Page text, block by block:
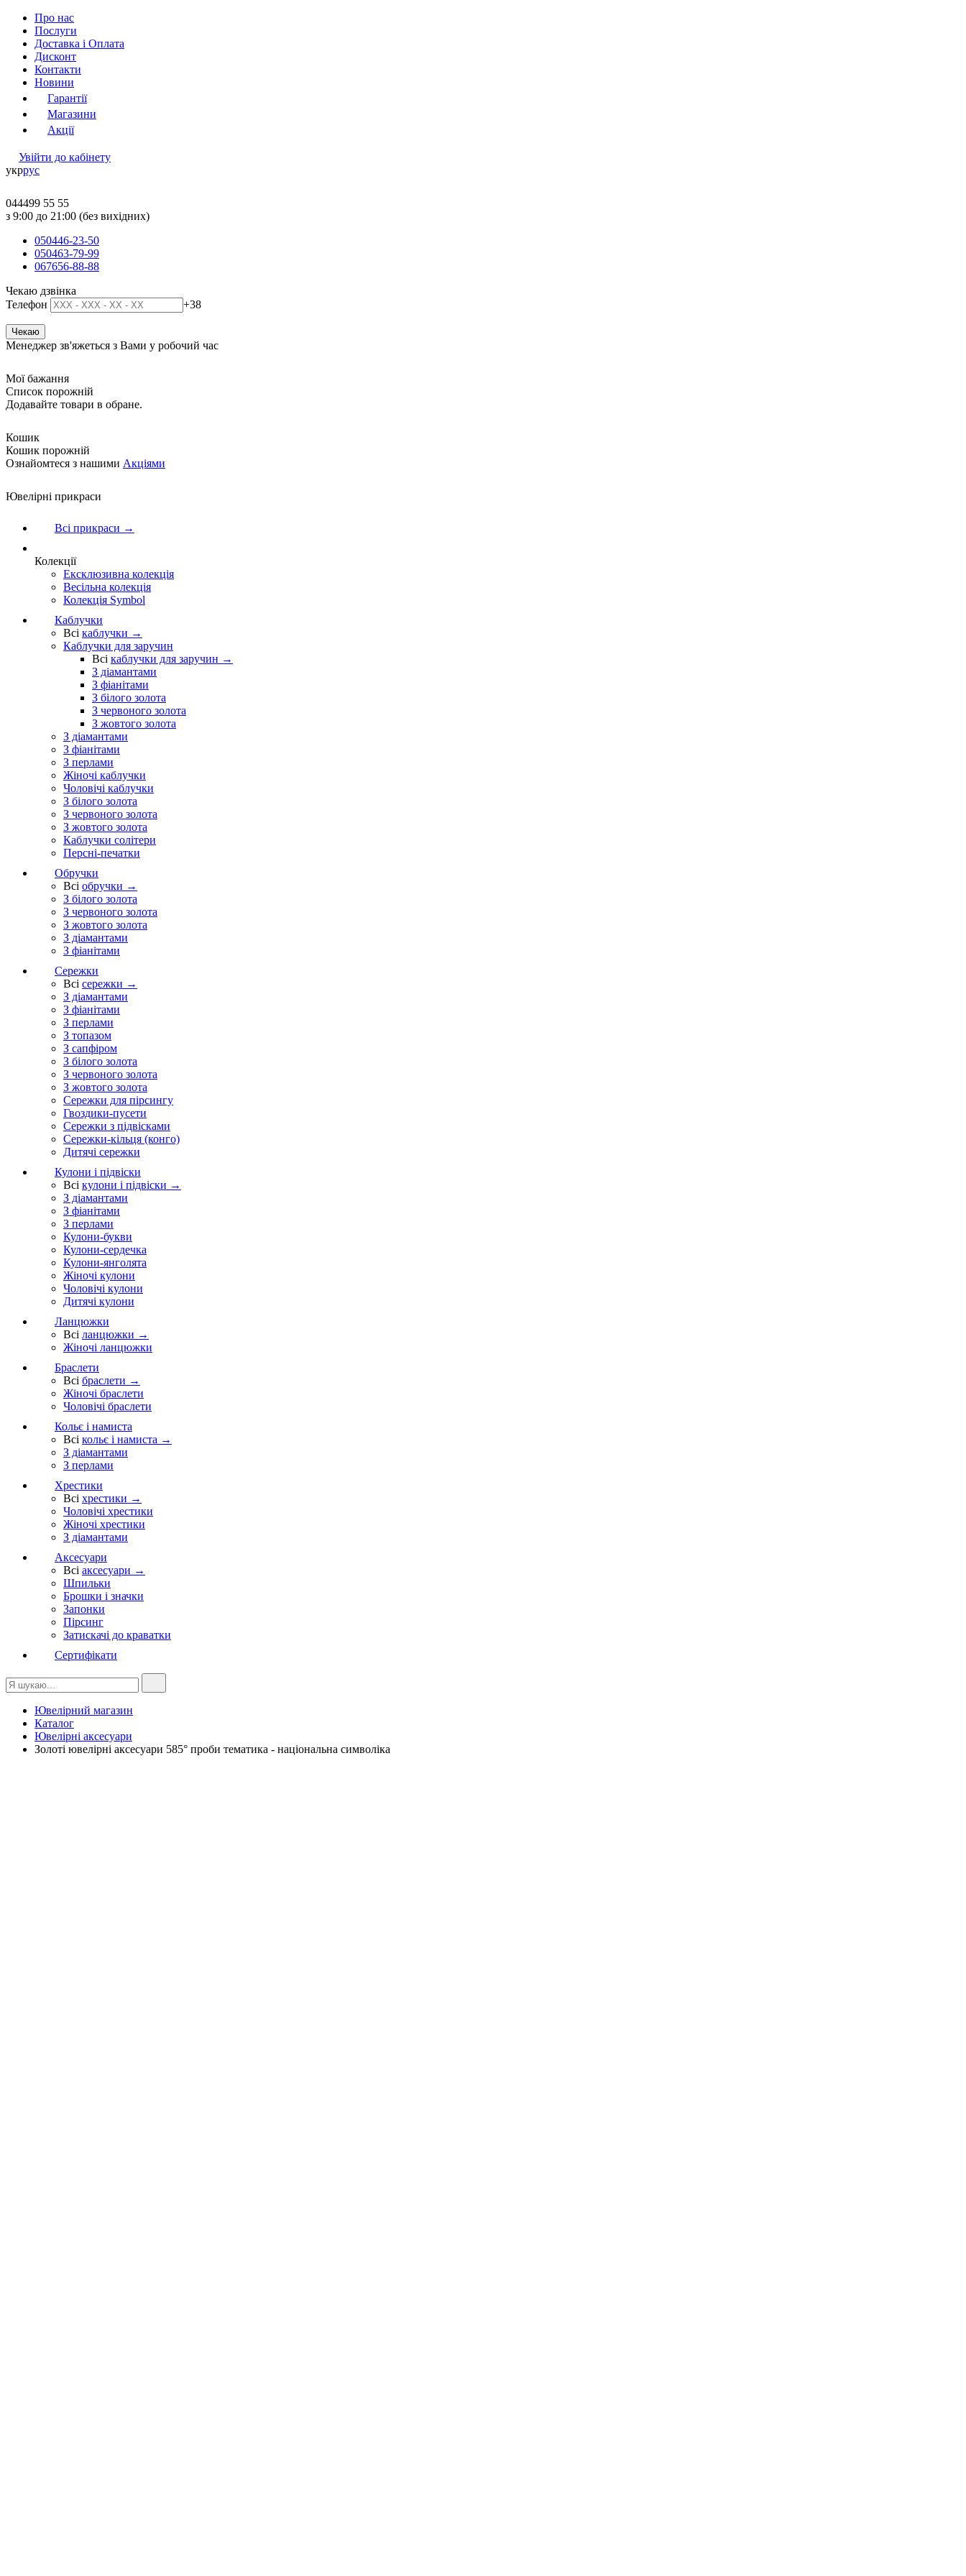
Про нас
Послуги
Доставка і Оплата
Дисконт
Контакти
Новини
Гарантії
Магазини
Акції
Увійти до кабінету
укррус
044499 55 55
з 9:00 до 21:00 (без вихідних)
050446-23-50
050463-79-99
067656-88-88
Чекаю дзвінка
Телефон
+38
Менеджер зв'яжеться з Вами у робочий час
Мої бажання
Список порожній
Додавайте товари в обране.
Кошик
Кошик порожній
Ознайомтеся з нашими Акціями
Ювелірні прикраси
Всі прикраси →
Колекції
Ексклюзивна колекція
Весільна колекція
Колекція Symbol
Каблучки
Всі каблучки →
Каблучки для заручин
Всі каблучки для заручин →
З діамантами
З фіанітами
З білого золота
З червоного золота
З жовтого золота
З діамантами
З фіанітами
З перлами
Жіночі каблучки
Чоловічі каблучки
З білого золота
З червоного золота
З жовтого золота
Каблучки солітери
Персні-печатки
Обручки
Всі обручки →
З білого золота
З червоного золота
З жовтого золота
З діамантами
З фіанітами
Сережки
Всі сережки →
З діамантами
З фіанітами
З перлами
З топазом
З сапфіром
З білого золота
З червоного золота
З жовтого золота
Сережки для пірсингу
Гвоздики-пусети
Сережки з підвісками
Сережки-кільця (конго)
Дитячі сережки
Кулони і підвіски
Всі кулони і підвіски →
З діамантами
З фіанітами
З перлами
Кулони-букви
Кулони-сердечка
Кулони-янголята
Жіночі кулони
Чоловічі кулони
Дитячі кулони
Ланцюжки
Всі ланцюжки →
Жіночі ланцюжки
Браслети
Всі браслети →
Жіночі браслети
Чоловічі браслети
Кольє і намиста
Всі кольє і намиста →
З діамантами
З перлами
Хрестики
Всі хрестики →
Чоловічі хрестики
Жіночі хрестики
З діамантами
Аксесуари
Всі аксесуари →
Шпильки
Брошки і значки
Запонки
Пірсинг
Затискачі до краватки
Сертифікати
Ювелірний магазин
Каталог
Ювелірні аксесуари
Золоті ювелірні аксесуари 585° проби тематика - національна символіка